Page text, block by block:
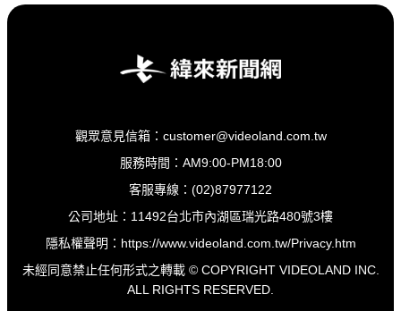
觀眾意見信箱：customer@videoland.com.tw
服務時間：AM9:00-PM18:00
客服專線：(02)87977122
公司地址：11492台北市內湖區瑞光路480號3樓
隱私權聲明： https://www.videoland.com.tw/Privacy.htm
未經同意禁止任何形式之轉載 © COPYRIGHT VIDEOLAND INC.
ALL RIGHTS RESERVED.